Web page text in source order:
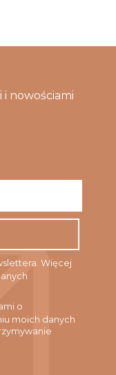
i nowościami
*
Więcej
o
moich danych